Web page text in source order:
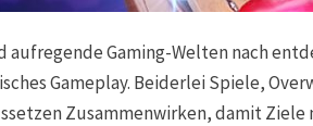
Gaming-Welten nach
Gameplay. Beiderlei Spiele,
Zusammenwirken, damit Ziele